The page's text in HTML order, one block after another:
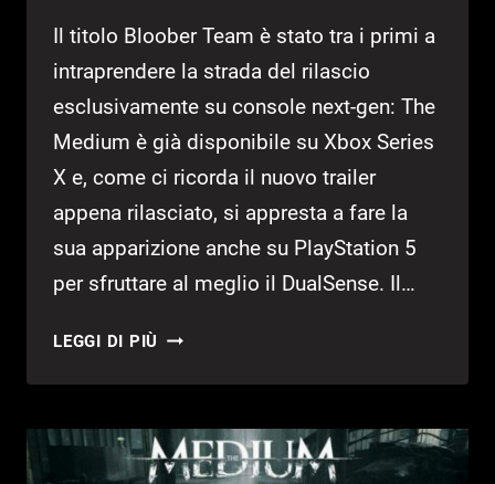
Il titolo Bloober Team è stato tra i primi a
intraprendere la strada del rilascio
esclusivamente su console next-gen: The
Medium è già disponibile su Xbox Series
X e, come ci ricorda il nuovo trailer
appena rilasciato, si appresta a fare la
sua apparizione anche su PlayStation 5
per sfruttare al meglio il DualSense. Il…
LEGGI DI PIÙ THE
UN
DEDICATO
AL